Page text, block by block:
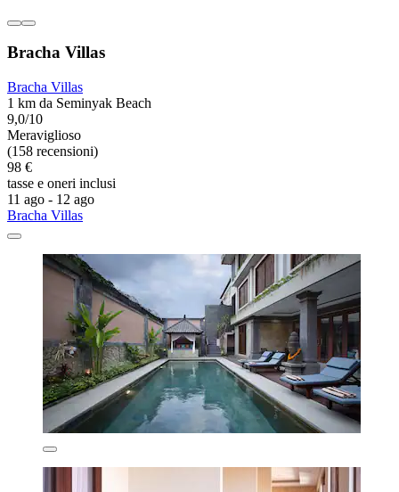
Bracha Villas
Bracha Villas
1 km da Seminyak Beach
9,0/10
Meraviglioso
(158 recensioni)
98 €
tasse e oneri inclusi
11 ago - 12 ago
Bracha Villas